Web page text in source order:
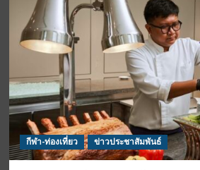
กีฬา-ท่องเที่ยว ข่าวประชาสัมพันธ์